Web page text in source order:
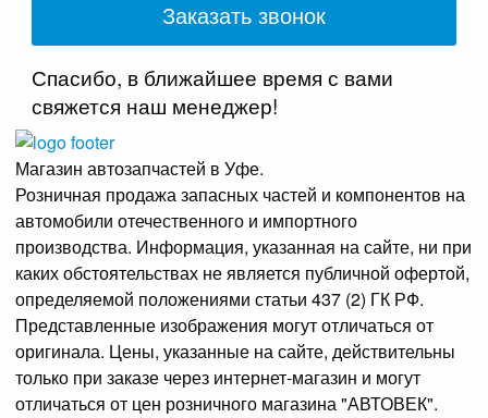
Спасибо, в ближайшее время с вами
свяжется наш менеджер!
Магазин автозапчастей в Уфе.
Розничная продажа запасных частей и компонентов на
автомобили отечественного и импортного
производства. Информация, указанная на сайте, ни при
каких обстоятельствах не является публичной офертой,
определяемой положениями статьи 437 (2) ГК РФ.
Представленные изображения могут отличаться от
оригинала. Цены, указанные на сайте, действительны
только при заказе через интернет-магазин и могут
отличаться от цен розничного магазина "АВТОВЕК".